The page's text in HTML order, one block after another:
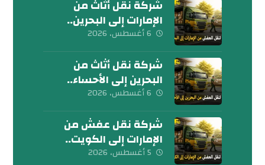
شركة نقل أثاث من
الإمارات إلى البحرين..
كلمنا الآن
6 أغسطس، 2026
شركة نقل أثاث من
البحرين إلى الأحساء..
إتصل بنا الآن
6 أغسطس، 2026
شركة نقل عفش من
الإمارات إلى الكويت..
تواصل معنا الآن
5 أغسطس، 2026